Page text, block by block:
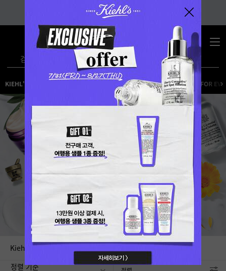
검색
장
구
KIEHL'S CUSTOMER FAVORITES KIEHL'S CUSTOMER FAVORITES FOR
Kiehl's Customer Favorites
정렬 기준